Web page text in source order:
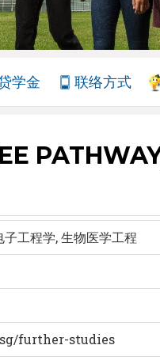
学金 联络方式
工程学, 生物医学工程
further-studies